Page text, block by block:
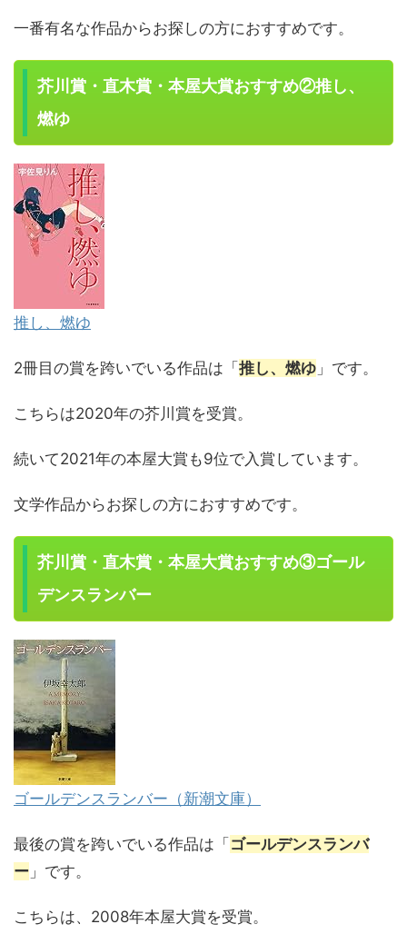
一番有名な作品からお探しの方におすすめです。
芥川賞・直木賞・本屋大賞おすすめ②推し、
燃ゆ
推し、燃ゆ
2冊目の賞を跨いでいる作品は「 推し、燃ゆ 」です。
こちらは2020年の芥川賞を受賞。
続いて2021年の本屋大賞も9位で入賞しています。
文学作品からお探しの方におすすめです。
芥川賞・直木賞・本屋大賞おすすめ③ゴール
デンスランバー
ゴールデンスランバー（新潮文庫）
最後の賞を跨いでいる作品は「 ゴールデンスランバ
ー 」です。
こちらは、2008年本屋大賞を受賞。